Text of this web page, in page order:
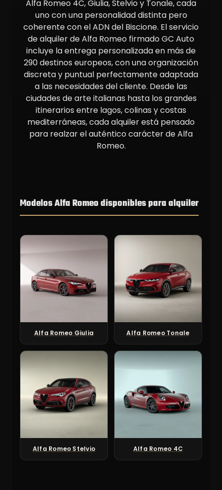
Alfa Romeo 4C, Giulia, Stelvio y Tonale, cada
uno con una personalidad distinta pero
coherente con el ADN del Biscione. El servicio
de alquiler de Alfa Romeo firmado GC Auto
incluye la entrega personalizada en más de
290 destinos europeos, con una organización
discreta y puntual perfectamente adaptada
a las necesidades del cliente. Desde las
ciudades de arte italianas hasta los grandes
itinerarios entre lagos, colinas y costas
mediterráneas, cada alquiler está pensado
para realzar el auténtico carácter de Alfa
Romeo.
Modelos Alfa Romeo disponibles para alquiler
Alfa Romeo Giulia Alfa Romeo Tonale
Alfa Romeo Stelvio Alfa Romeo 4C